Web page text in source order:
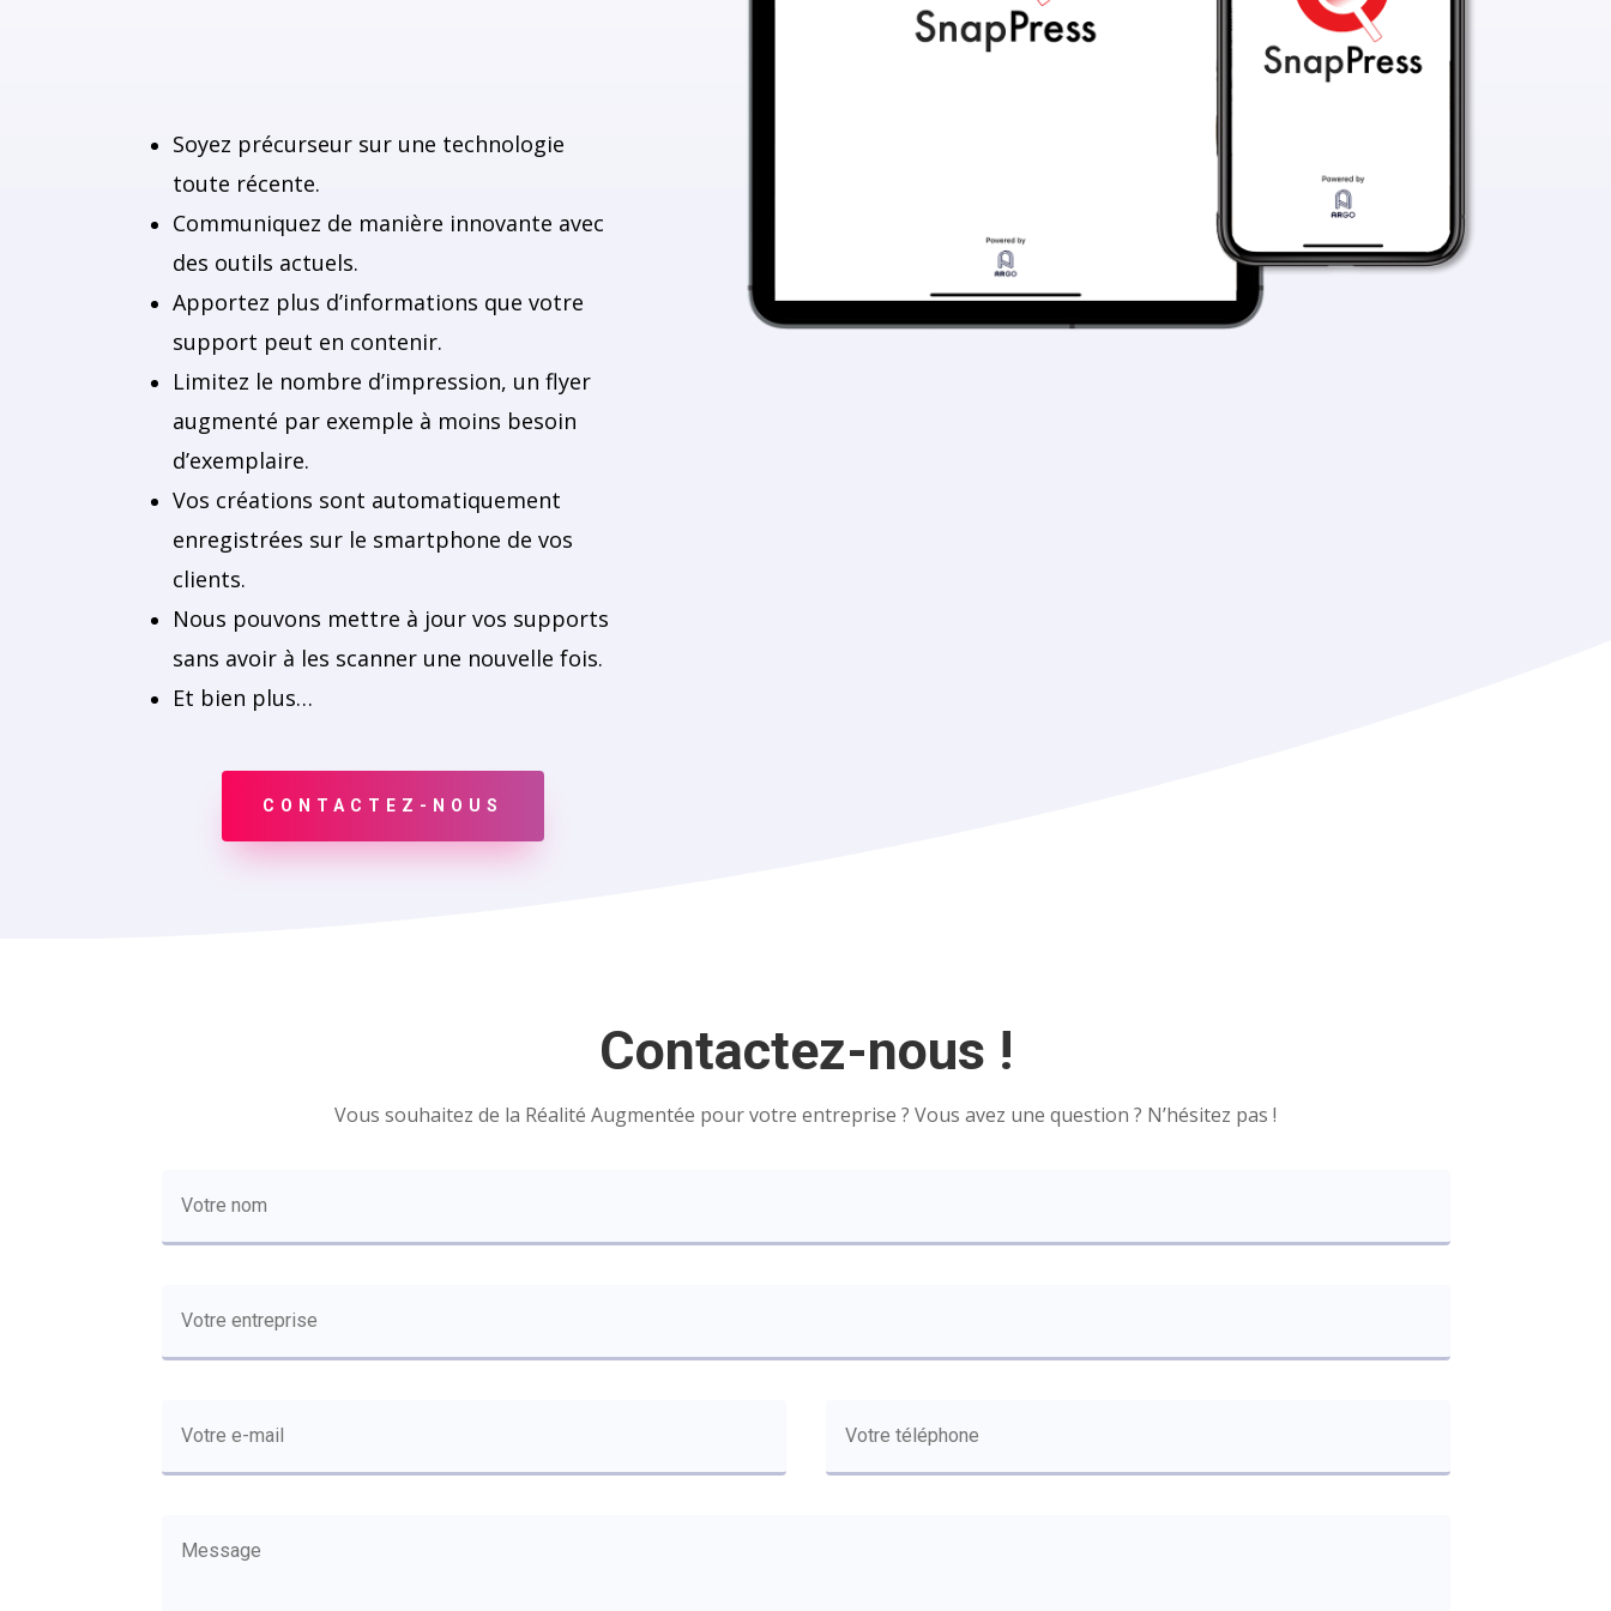
Soyez précurseur sur une technologie
toute récente.
Communiquez de manière innovante avec
des outils actuels.
Apportez plus d’informations que votre
support peut en contenir.
Limitez le nombre d’impression, un flyer
augmenté par exemple à moins besoin
d’exemplaire.
Vos créations sont automatiquement
enregistrées sur le smartphone de vos
clients.
Nous pouvons mettre à jour vos supports
sans avoir à les scanner une nouvelle fois.
Et bien plus…
CONTACTEZ-NOUS
Contactez-nous !
Vous souhaitez de la Réalité Augmentée pour votre entreprise ? Vous avez une question ? N’hésitez pas !